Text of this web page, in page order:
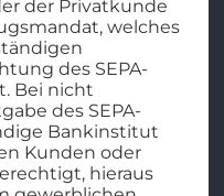
der Privatkunde
welches
des SEPA-
Bei nicht
des SEPA-
Bankinstitut
Kunden oder
hieraus